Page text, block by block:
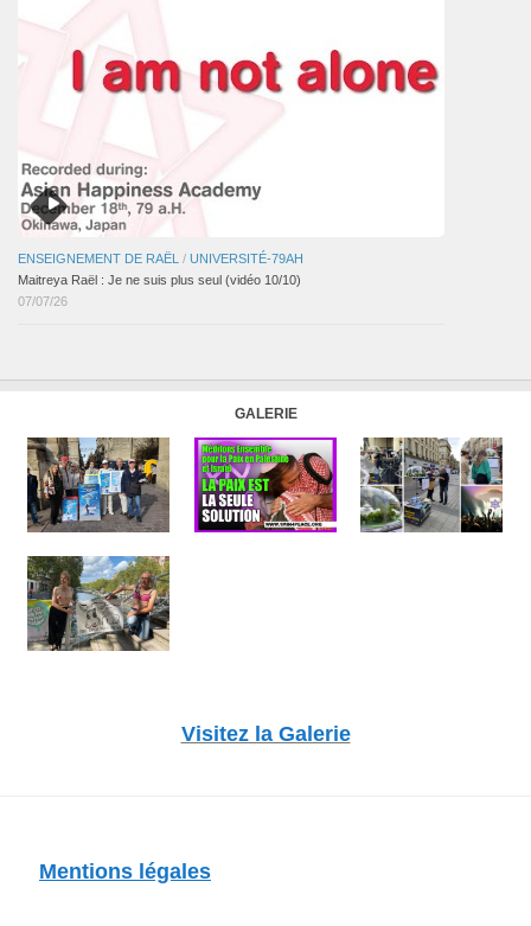
ENSEIGNEMENT DE RAËL / UNIVERSITÉ-79AH
Maitreya Raël : Je ne suis plus seul (vidéo 10/10)
07/07/26
GALERIE
Visitez la Galerie
Mentions légales